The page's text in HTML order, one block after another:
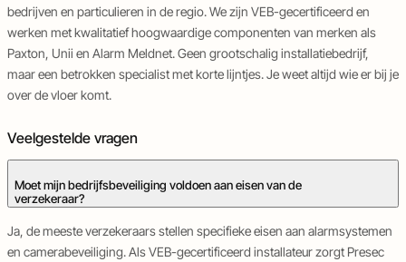
bedrijven en particulieren in de regio. We zijn VEB-gecertificeerd en
werken met kwalitatief hoogwaardige componenten van merken als
Paxton, Unii en Alarm Meldnet. Geen grootschalig installatiebedrijf,
maar een betrokken specialist met korte lijntjes. Je weet altijd wie er bij je
over de vloer komt.
Veelgestelde vragen
Moet mijn bedrijfsbeveiliging voldoen aan eisen van de
verzekeraar?
Ja, de meeste verzekeraars stellen specifieke eisen aan alarmsystemen
en camerabeveiliging. Als VEB-gecertificeerd installateur zorgt Presec